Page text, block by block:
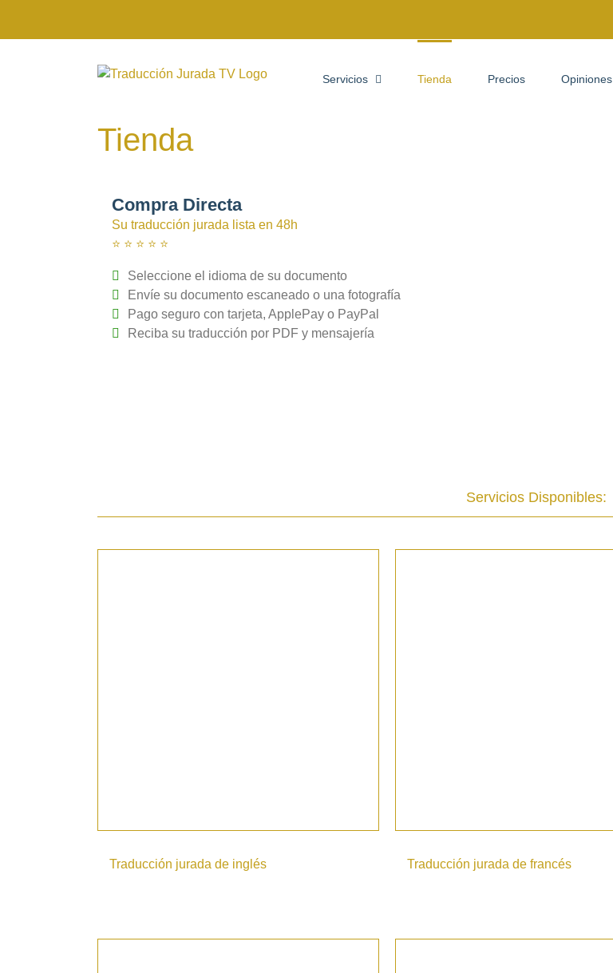
Servicios Tienda Precios Opiniones
Tienda
Compra Directa
Su traducción jurada lista en 48h
⭐️ ⭐️ ⭐️ ⭐️ ⭐️
Seleccione el idioma de su documento
Envíe su documento escaneado o una fotografía
Pago seguro con tarjeta, ApplePay o PayPal
Reciba su traducción por PDF y mensajería
Servicios Disponibles:
Traducción jurada de inglés Traducción jurada de francés